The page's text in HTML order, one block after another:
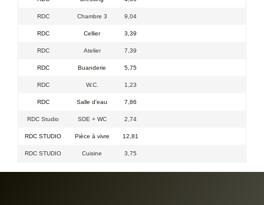
RDC Chambre 3 9,04
RDC Cellier 3,39
RDC Atelier 7,39
RDC Buanderie 5,75
RDC W.C. 1,23
RDC Salle d'eau 7,86
RDC Studio SDE + WC 2,74
RDC STUDIO Pièce à vivre 12,81
RDC STUDIO Cuisine 3,75